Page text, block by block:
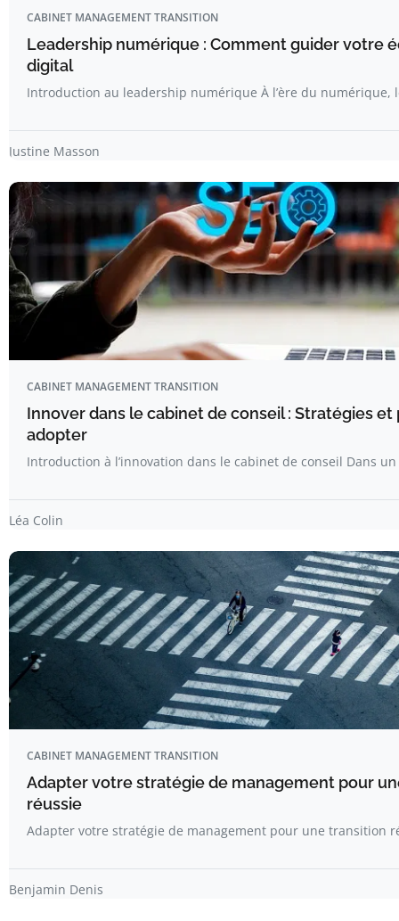
CABINET MANAGEMENT TRANSITION
Leadership numérique : Comment guider votre
digital
Introduction au leadership numérique À l’ère du
Justine Masson
CABINET MANAGEMENT TRANSITION
Innover dans le cabinet de conseil : Stratégies et
adopter
Introduction à l’innovation dans le cabinet de conseil Dans
Léa Colin
CABINET MANAGEMENT TRANSITION
Adapter votre stratégie de management pour
réussie
Adapter votre stratégie de management pour une transition
Benjamin Denis